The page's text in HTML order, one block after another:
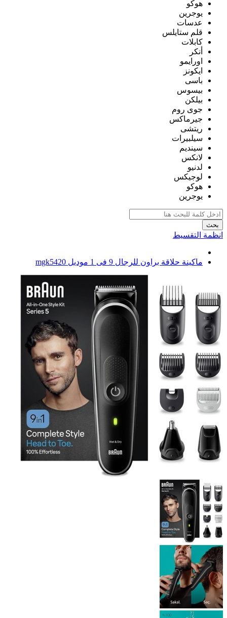
هوكو
يوجرين
عدسات
قلم ستايلس
كابلات
أنكر
اورايمو
ايكونز
باسى
بيسوس
بيلكن
جوى روم
جيرماكس
ريتشى
سيلبيرات
سينديم
لانكس
لدنيو
لوجيكس
هوكو
يوجرين
بحث
انظمة التقسيط
ماكينة حلاقة براون للرجال 9 فى 1 موديل mgk5420